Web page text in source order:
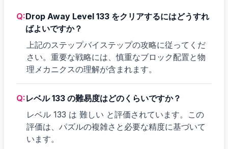
Q:Drop Away Level 133 をクリアするにはどうすれ
ばよいですか？
上記のステップバイステップの攻略に従ってくだ
さい。重要な戦略には、慎重なブロック配置と物
理メカニクスの理解が含まれます。
Q:レベル 133 の難易度はどのくらいですか？
レベル 133 は 難しい と評価されています。この
評価は、パズルの複雑さと必要な精度に基づいて
います。